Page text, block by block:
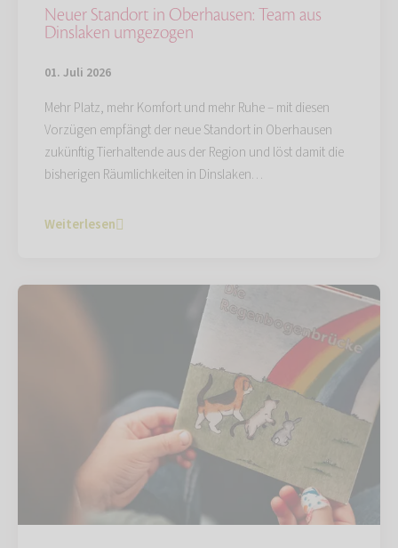
Neuer Standort in Oberhausen: Team aus
Dinslaken umgezogen
01. Juli 2026
Mehr Platz, mehr Komfort und mehr Ruhe – mit diesen
Vorzügen empfängt der neue Standort in Oberhausen
zukünftig Tierhaltende aus der Region und löst damit die
bisherigen Räumlichkeiten in Dinslaken…
Weiterlesen